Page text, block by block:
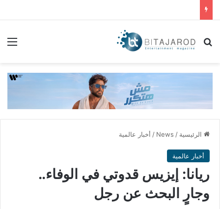
بحث عن
الرئيسية /
News
/ أخبار عالمية
أخبار عالمية
ريانا: إيزيس قدوتي في الوفاء..
وجارٍ البحث عن رجل